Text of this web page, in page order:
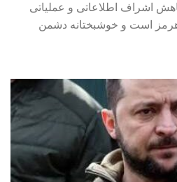
اشراف اطلاعاتی و عملیاتی
هرمز است و خوشبختانه دشمن